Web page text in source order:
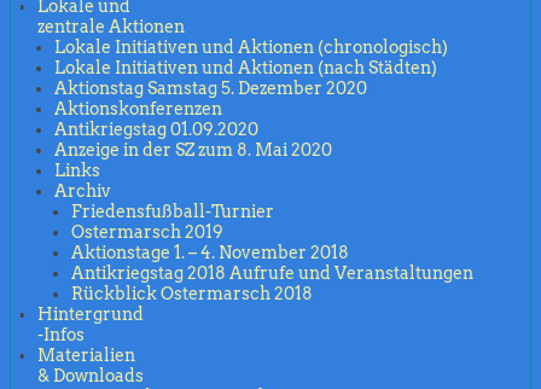
Lokale und
zentrale Aktionen
Lokale Initiativen und Aktionen (chronologisch)
Lokale Initiativen und Aktionen (nach Städten)
Aktionstag Samstag 5. Dezember 2020
Aktionskonferenzen
Antikriegstag 01.09.2020
Anzeige in der SZ zum 8. Mai 2020
Links
Archiv
Friedensfußball-Turnier
Ostermarsch 2019
Aktionstage 1. – 4. November 2018
Antikriegstag 2018 Aufrufe und Veranstaltungen
Rückblick Ostermarsch 2018
Hintergrund
-Infos
Materialien
& Downloads